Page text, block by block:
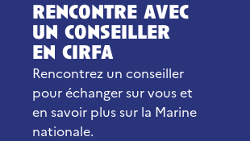
rencontre avec
un conseiller
en cirfa
Rencontrez un conseiller
pour échanger sur vous et
en savoir plus sur la Marine
nationale.